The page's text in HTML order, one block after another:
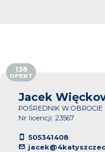
Jacek
POŚREDNIK W OBROCIE
Nr licencji: 23567
505341408
138
OFERT